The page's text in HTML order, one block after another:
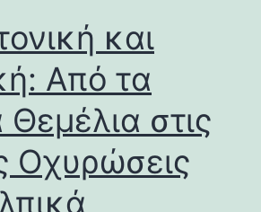
και
Από τα
στις
Οχυρώσεις